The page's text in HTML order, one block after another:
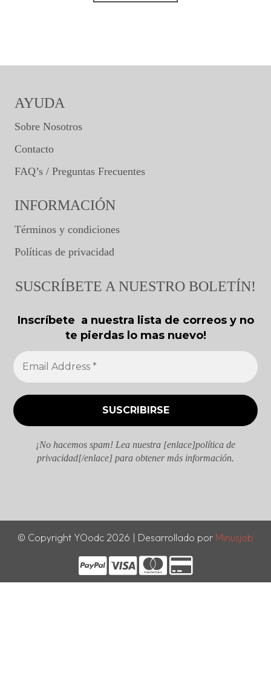
AYUDA
Sobre Nosotros
Contacto
FAQ’s / Preguntas Frecuentes
INFORMACIÓN
Términos y condiciones
Políticas de privacidad
SUSCRÍBETE A NUESTRO BOLETÍN!
Inscríbete a nuestra lista de correos y no
te pierdas lo mas nuevo!
¡No hacemos spam! Lea nuestra [enlace]política de
privacidad[/enlace] para obtener más información.
© Copyright YOodc 2026 | Desarrollado por Minusjob